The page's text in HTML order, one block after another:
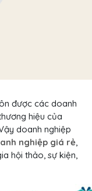
được các doanh
hiệu của
doanh nghiệp
nghiệp giá rẻ,
hội thảo, sự kiện,